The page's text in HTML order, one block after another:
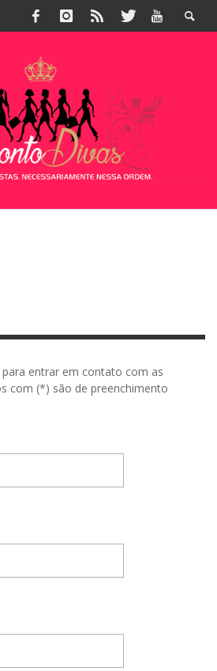
entrar em contato com as
com (*) são de preenchimento